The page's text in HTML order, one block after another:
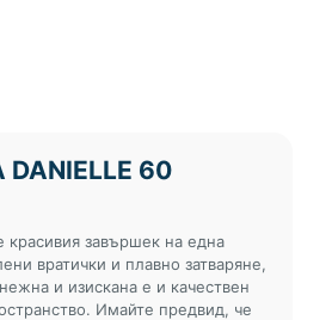
60
красивия завършек на една
вратички и плавно затваряне,
и изискана е и качествен
Имайте предвид, че